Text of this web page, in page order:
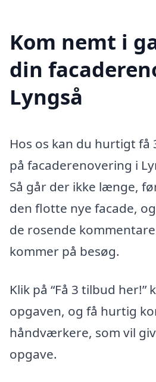
Kom nemt i
din
Lyngså
Hos os kan du hurtigt få
på facaderenovering i
Så går der ikke længe,
den flotte nye facade,
de rosende
kommer på besøg.
Klik på “Få 3 tilbud
opgaven, og få hurtig
håndværkere, som vil
opgave.